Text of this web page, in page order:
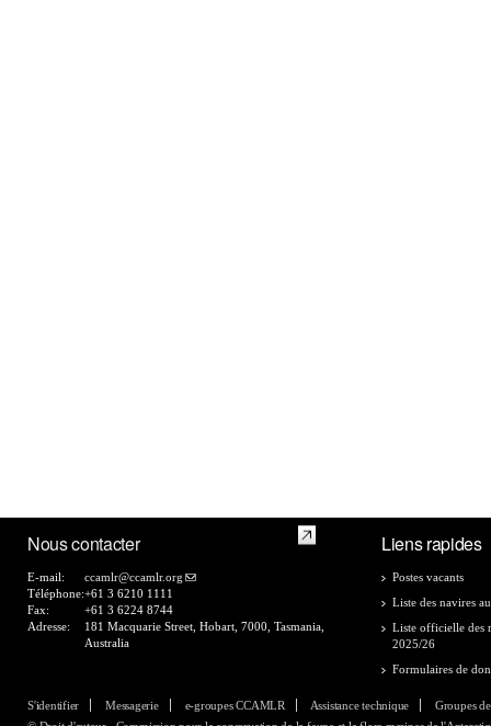
Nous contacter
E-mail:
ccamlr@ccamlr.org
Téléphone:+61 3 6210 1111
Fax:
+61 3 6224 8744
Adresse:
181 Macquarie Street, Hobart, 7000, Tasmania,
Australia
Liens rapides
Postes vacants
Liste des navires
Liste officielle des
2025/26
Formulaires de
S'identifier Messagerie e-groupes CCAMLR Assistance technique
Groupes